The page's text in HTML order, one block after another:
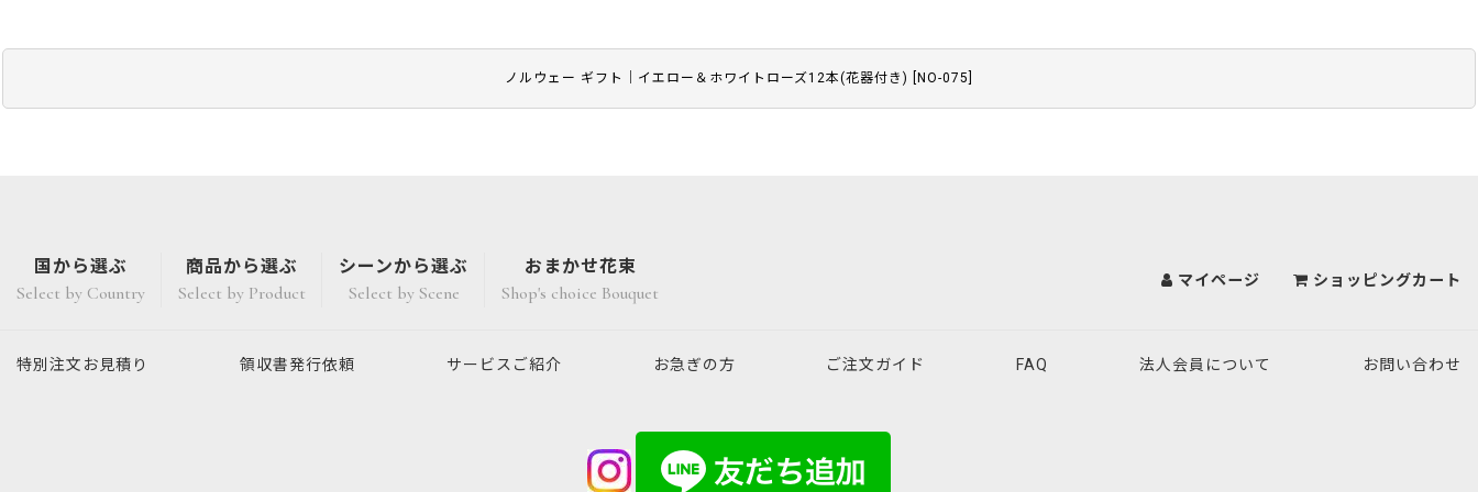
ノルウェー ギフト｜イエロー＆ホワイトローズ12本(花器付き) NO-075
国から選ぶ
Select by Country
商品から選ぶ
Select by Product
シーンから選ぶ
Select by Scene
おまかせ花束
Shop's choice Bouquet
マイページ ショッピングカート
特別注文 お見積り 領収書発行依頼 サービスご紹介 お急ぎの方 ご注文ガイド FAQ 法人会員について お問い合わせ